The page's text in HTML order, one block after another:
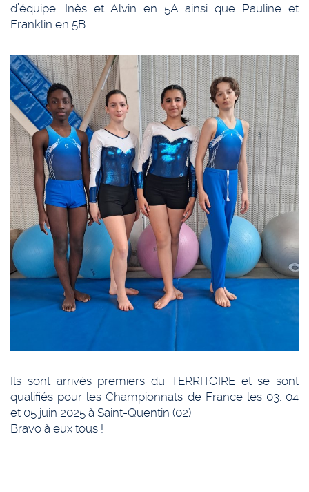
d’équipe. Inès et Alvin en 5A ainsi que Pauline et
Franklin en 5B.
Ils sont arrivés premiers du TERRITOIRE et se sont
qualifiés pour les Championnats de France les 03, 04
et 05 juin 2025 à Saint-Quentin (02).
Bravo à eux tous !